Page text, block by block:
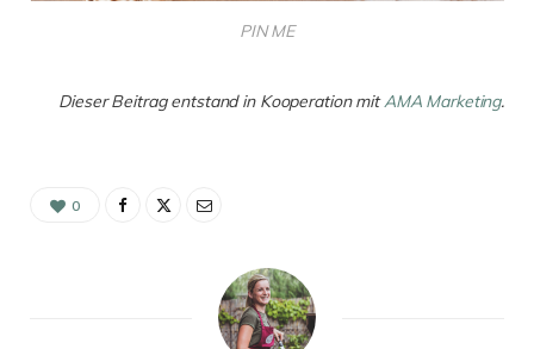
PIN ME
Dieser Beitrag entstand in Kooperation mitAMA Marketing.
0